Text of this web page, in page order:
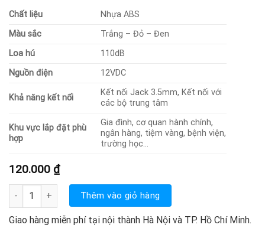
Chất liệu
Nhựa ABS
Màu sắc
Trắng – Đỏ – Đen
Loa hú
110dB
Nguồn điện
12VDC
Khả năng kết nối
Kết nối Jack 3.5mm, Kết nối với
các bộ trung tâm
Khu vực lắp đặt phù
hợp
Gia đình, cơ quan hành chính,
ngân hàng, tiệm vàng, bệnh viện,
trường học…
120.000 ₫
Còi hú báo động Komax KM-A08 số lượng
Thêm vào giỏ hàng
Giao hàng miễn phí tại nội thành Hà Nội và TP. Hồ Chí Minh.